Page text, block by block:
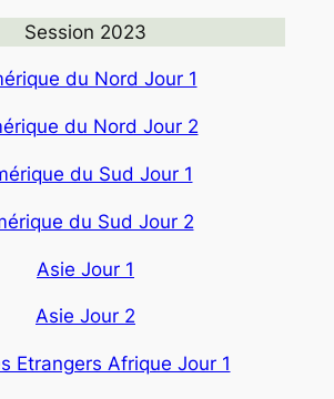
Session 2023
du Nord Jour 1
du Nord Jour 2
du Sud Jour 1
du Sud Jour 2
Asie Jour 1
Asie Jour 2
Etrangers Afrique Jour 1